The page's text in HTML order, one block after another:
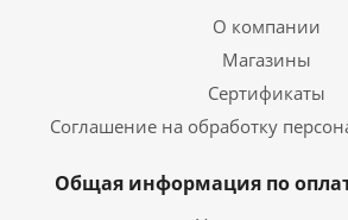
О компании
Магазины
Сертификаты
Соглашение на обработку
Общая информация по